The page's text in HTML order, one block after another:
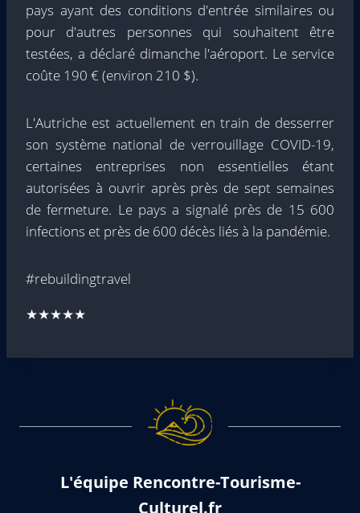
pays ayant des conditions d'entrée similaires ou
pour d'autres personnes qui souhaitent être
testées, a déclaré dimanche l'aéroport. Le service
coûte 190 € (environ 210 $).
L'Autriche est actuellement en train de desserrer
son système national de verrouillage COVID-19,
certaines entreprises non essentielles étant
autorisées à ouvrir après près de sept semaines
de fermeture. Le pays a signalé près de 15 600
infections et près de 600 décès liés à la pandémie.
#rebuildingtravel
★★★★★
L'équipe Rencontre-Tourisme-
Culturel.fr